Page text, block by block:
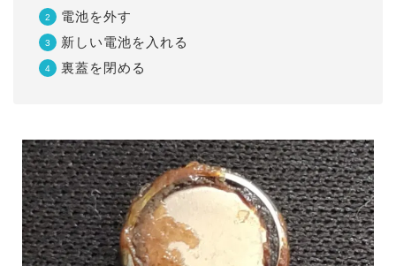
電池を外す
新しい電池を入れる
裏蓋を閉める